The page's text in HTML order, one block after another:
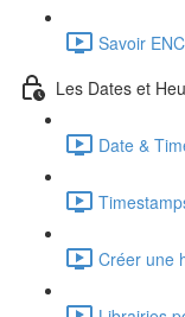
Savoir
Les Dates et
Date &
Créer une